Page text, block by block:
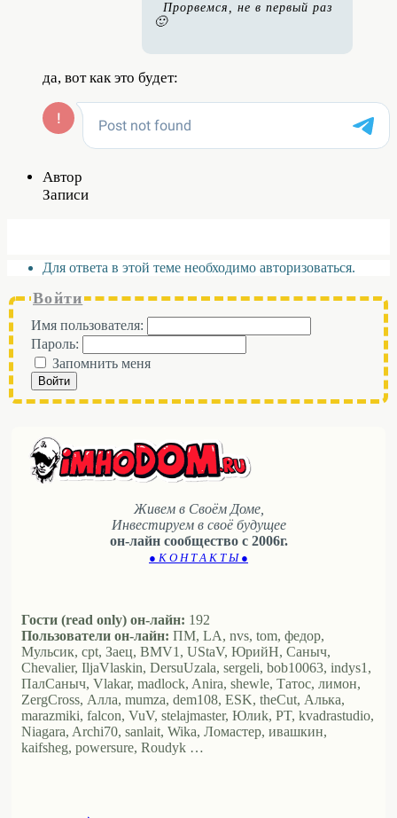
Прорвемся, не в первый раз
🙂
да, вот как это будет:
Автор
Записи
Для ответа в этой теме необходимо авторизоваться.
Войти
Имя пользователя:
Пароль:
Запомнить меня
Войти
Живем в Своём Доме,
Инвестируем в своё будущее
он-лайн сообщество с 2006г.
● К О Н Т А К Т Ы ●
Гости (read only) он-лайн: 192
Пользователи он-лайн: ПМ, LA, nvs, tom, федор,
Мульсик, cpt, Заец, BMV1, UStaV, ЮрийН, Саныч,
Chevalier, IljaVlaskin, DersuUzala, sergeli, bob10063, indys1,
ПалСаныч, Vlakar, madlock, Anira, shewle, Татос, лимон,
ZergCross, Алла, mumza, dem108, ESK, theCut, Алька,
marazmiki, falcon, VuV, stelajmaster, Юлиk, PT, kvadrastudio,
Niagara, Archi70, sanlait, Wika, Ломастер, ивашкин,
kaifsheg, powersure, Roudyk …